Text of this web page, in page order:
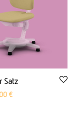
Satz
Preis war:
€Aktueller Preis ist: